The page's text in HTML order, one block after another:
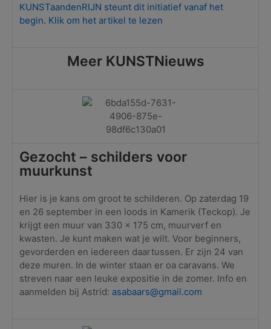
KUNSTaandenRIJN steunt dit initiatief vanaf het
begin. Klik om het artikel te lezen
Meer KUNSTNieuws
Gezocht – schilders voor
muurkunst
Hier is je kans om groot te schilderen. Op zaterdag 19
en 26 september in een loods in Kamerik (Teckop). Je
krijgt een muur van 330 x 175 cm, muurverf en
kwasten. Je kunt maken wat je wilt. Voor beginners,
gevorderden en iedereen daartussen. Er zijn 24 van
deze muren. In de winter staan er oa caravans. We
streven naar een leuke expositie in de zomer. Info en
aanmelden bij Astrid: asabaars@gmail.com